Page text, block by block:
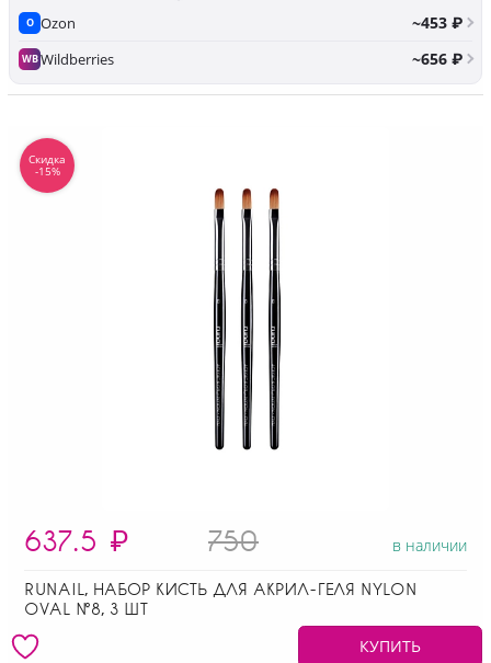
O Ozon ~453 ₽
WBWildberries ~656 ₽
637.5 ₽ 750 в наличии
RUNAIL, НАБОР КИСТЬ ДЛЯ АКРИЛ-ГЕЛЯ NYLON
OVAL №8, 3 ШТ
КУПИТЬ
Скидка
-15%